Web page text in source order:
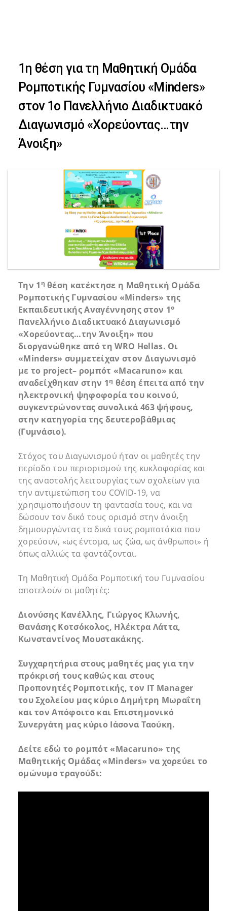
navigation
to
content
1η θέση για τη Μαθητική Ομάδα
Ρομποτικής Γυμνασίου «Minders»
στον 1ο Πανελλήνιο Διαδικτυακό
Διαγωνισμό «Χορεύοντας…την
Άνοιξη»
Την 1 η θέση κατέκτησε η Μαθητική Ομάδα
Ρομποτικής Γυμνασίου «Minders» της
Εκπαιδευτικής Αναγέννησης στον 1ο
Πανελλήνιο Διαδικτυακό Διαγωνισμό
«Χορεύοντας…την Άνοιξη» που
διοργανώθηκε από τηWRO Hellas. Οι
«Minders» συμμετείχαν στον Διαγωνισμό
με το project– ρομπότ «Macaruno» και
αναδείχθηκαν στην 1η θέση έπειτα από την
ηλεκτρονική ψηφοφορία του κοινού,
συγκεντρώνοντας συνολικά 463 ψήφους,
στην κατηγορία της δευτεροβάθμιας
(Γυμνάσιο).
Στόχος του Διαγωνισμού ήταν οι μαθητές την
περίοδο του περιορισμού της κυκλοφορίας και
της αναστολής λειτουργίας των σχολείων για
την αντιμετώπιση του COVID-19, να
χρησιμοποιήσουν τη φαντασία τους, και να
δώσουν τον δικό τους ορισμό στην άνοιξη
δημιουργώντας τα δικά τους ρομποτάκια που
χορεύουν, «ως έντομα, ως ζώα, ως άνθρωποι» ή
όπως αλλιώς τα φαντάζονται.
Τη Μαθητική Ομάδα Ρομποτική του Γυμνασίου
αποτελούν οι μαθητές:
Διονύσης Κανέλλης, Γιώργος Κλωνής,
Θανάσης Κοτσόκολος, Ηλέκτρα Λάττα,
Κωνσταντίνος Μουστακάκης.
Συγχαρητήρια στους μαθητές μας για την
πρόκρισή τους καθώς και στους
Προπονητές Ρομποτικής, τον ΙΤ Manager
του Σχολείου μας κύριο Δημήτρη Μωραΐτη
και τον Απόφοιτο και Επιστημονικό
Συνεργάτη μας κύριο Ιάσονα Ταούκη.
Δείτε εδώ το ρομπότ «Macaruno» της
Μαθητικής Ομάδας «Minders» να χορεύει το
ομώνυμο τραγούδι: